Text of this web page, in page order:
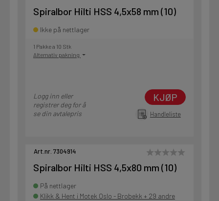
Spiralbor Hilti HSS 4,5x58 mm (10)
Ikke på nettlager
1 Pakke a 10 Stk
Alternativ pakning
Logg inn eller
registrer deg for å
se din avtalepris
KJØP
Handleliste
Art.nr. 7304914
Spiralbor Hilti HSS 4,5x80 mm (10)
På nettlager
Klikk & Hent i Motek Oslo - Brobekk + 29 andre